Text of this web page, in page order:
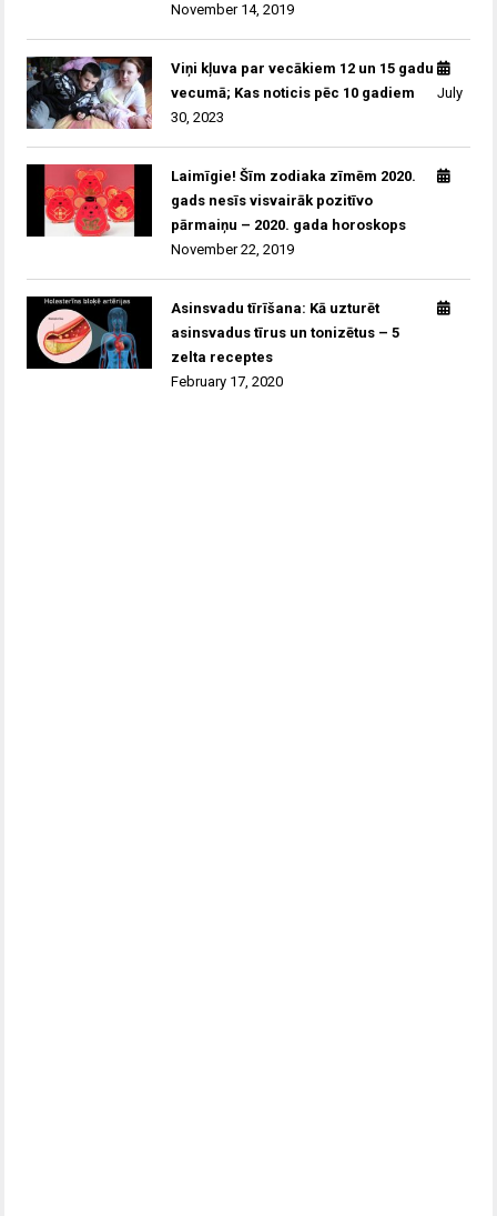
November 14, 2019
Viņi kļuva par vecākiem 12 un 15 gadu
vecumā; Kas noticis pēc 10 gadiem
July
30, 2023
Laimīgie! Šīm zodiaka zīmēm 2020.
gads nesīs visvairāk pozitīvo
pārmaiņu – 2020. gada horoskops
November 22, 2019
Asinsvadu tīrīšana: Kā uzturēt
asinsvadus tīrus un tonizētus – 5
zelta receptes
February 17, 2020